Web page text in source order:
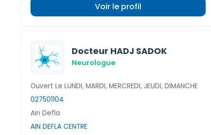
Voir le profil
Docteur HADJ SADOK
Neurologue
Ouvert Le LUNDI, MARDI, MERCREDI, JEUDI, DIMANCHE
027501104
Ain Defla
AIN DEFLA CENTRE